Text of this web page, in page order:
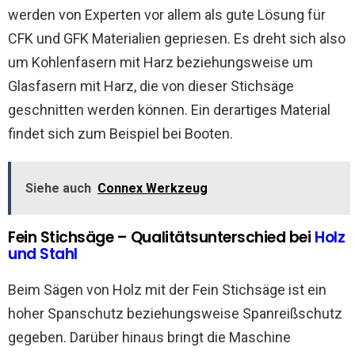
werden von Experten vor allem als gute Lösung für
CFK und GFK Materialien gepriesen. Es dreht sich also
um Kohlenfasern mit Harz beziehungsweise um
Glasfasern mit Harz, die von dieser Stichsäge
geschnitten werden können. Ein derartiges Material
findet sich zum Beispiel bei Booten.
Siehe auch Connex Werkzeug
Fein Stichsäge– Qualitätsunterschied bei Holz
und Stahl
Beim Sägen von Holz mit der Fein Stichsäge ist ein
hoher Spanschutz beziehungsweise Spanreißschutz
gegeben. Darüber hinaus bringt die Maschine